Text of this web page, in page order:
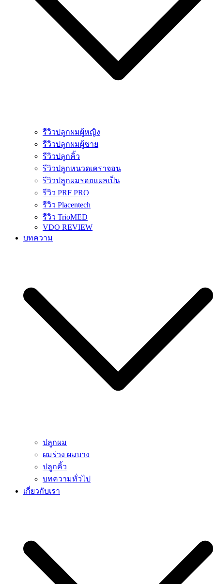
รีวิวปลูกผมผู้หญิง
รีวิวปลูกผมผู้ชาย
รีวิวปลูกคิ้ว
รีวิวปลูกหนวดเคราจอน
รีวิวปลูกผมรอยแผลเป็น
รีวิว PRF PRO
รีวิว Placentech
รีวิว TrioMED
VDO REVIEW
บทความ
ปลูกผม
ผมร่วง ผมบาง
ปลูกคิ้ว
บทความทั่วไป
เกี่ยวกับเรา